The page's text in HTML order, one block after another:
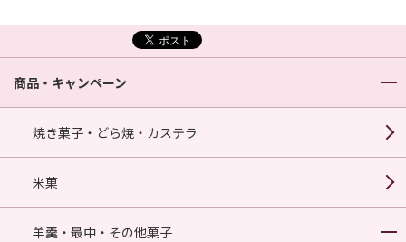
商品・キャンペーン
焼き菓子・どら焼・カステラ
米菓
羊羹・最中・その他菓子